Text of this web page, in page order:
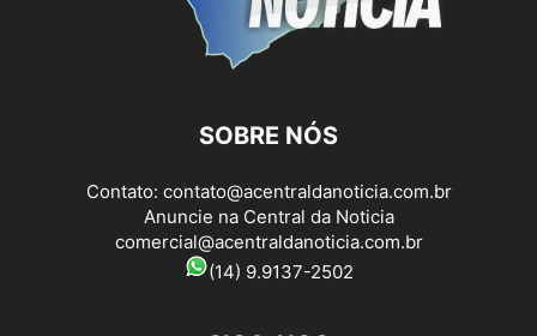
SOBRE NÓS
Contato: contato@acentraldanoticia.com.br
Anuncie na Central da Noticia
comercial@acentraldanoticia.com.br
(14) 9.9137-2502